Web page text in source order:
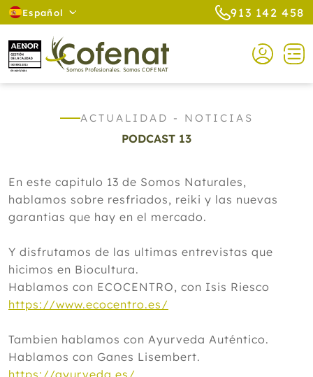
Español 913 142 458
ACTUALIDAD - NOTICIAS
PODCAST 13
En este capitulo 13 de Somos Naturales,
hablamos sobre resfriados, reiki y las nuevas
garantias que hay en el mercado.
Y disfrutamos de las ultimas entrevistas que
hicimos en Biocultura.
Hablamos con ECOCENTRO, con Isis Riesco
https://www.ecocentro.es/
Tambien hablamos con Ayurveda Auténtico.
Hablamos con Ganes Lisembert.
https://ayurveda.es/